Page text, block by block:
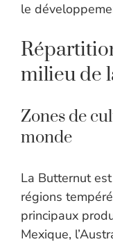
le
milieu de
Zones de
monde
La Butternut
régions
principaux
Mexique,